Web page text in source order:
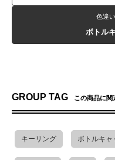
色違
ボトル
GROUP TAG この商品に関
キーリング ボトルキャ